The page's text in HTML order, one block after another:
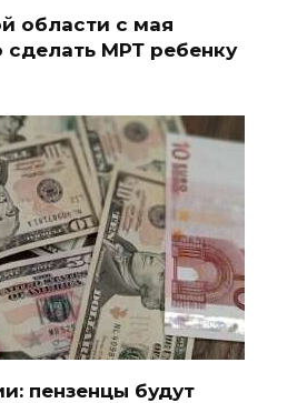
области с мая
сделать МРТ ребенку
пензенцы будут